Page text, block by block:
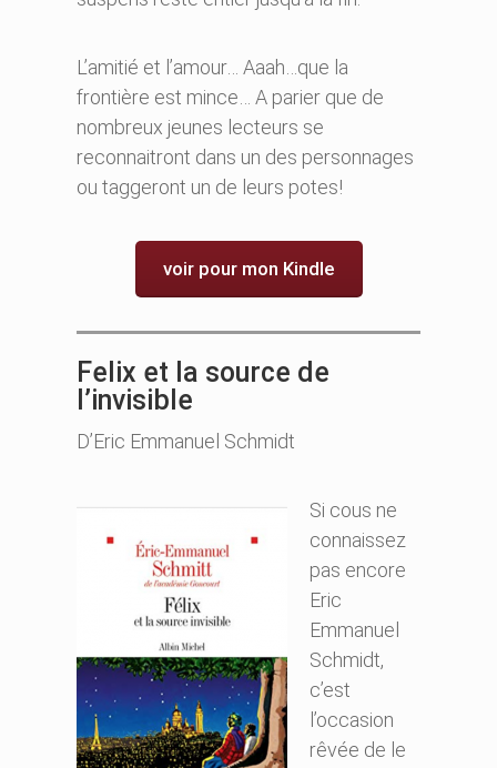
L’amitié et l’amour… Aaah…que la
frontière est mince… A parier que de
nombreux jeunes lecteurs se
reconnaitront dans un des personnages
ou taggeront un de leurs potes!
voir pour mon Kindle
Felix et la source de
l’invisible
D’Eric Emmanuel Schmidt
Si cous ne
connaissez
pas encore
Eric
Emmanuel
Schmidt,
c’est
l’occasion
rêvée de le